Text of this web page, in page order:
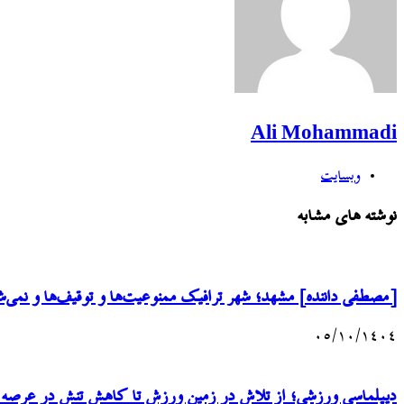
Ali Mohammadi
وبسایت
نوشته های مشابه
[مصطفی داننده] مشهد؛ شهر ترافیک ممنوعیت‌ها و توقیف‌ها و
۰۵/۱۰/۱۴۰۴
دیپلماسی ورزشی؛ از تلاش در زمین ورزش تا کاهش تنش در عرصه‌